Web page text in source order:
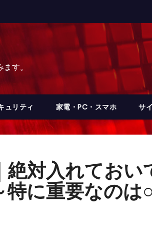
す。
ュリティ 家電・PC・スマホ サ
絶対入れてお
特に重要なの